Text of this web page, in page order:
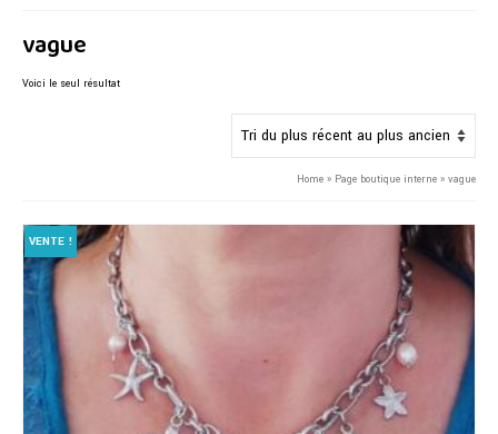
vague
Voici le seul résultat
Home » Page boutique interne » vague
VENTE !